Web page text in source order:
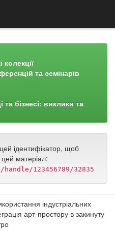
колекції
та семінарів
та бізнесі: виклики та
ідентифікатор, щоб
матеріал:
123456789/32835
індустріальних
арт-простору в закинуту